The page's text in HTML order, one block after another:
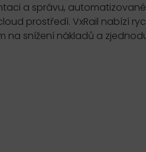
a správu,
prostředí. VxRail nabízí
na snížení nákladů a